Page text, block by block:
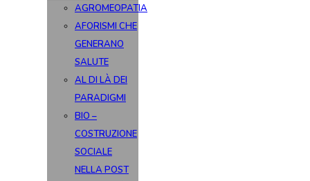
AGROMEOPATIA
AFORISMI CHE
GENERANO
SALUTE
AL DI LÀ DEI
PARADIGMI
BIO –
COSTRUZIONE
SOCIALE
NELLA POST